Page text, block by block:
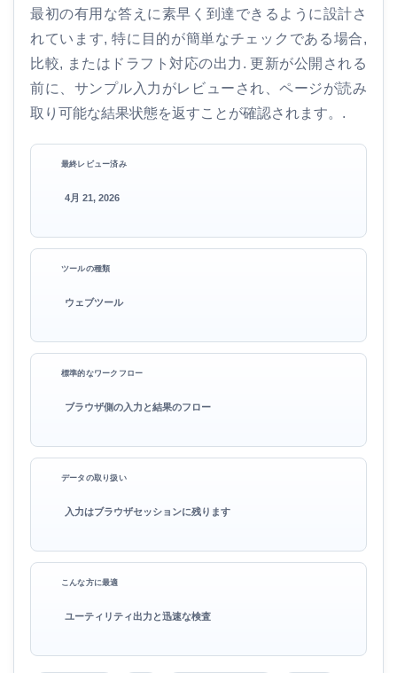
最初の有用な答えに素早く到達できるように設計さ
れています, 特に目的が簡単なチェックである場合,
比較, またはドラフト対応の出力. 更新が公開される
前に、サンプル入力がレビューされ、ページが読み
取り可能な結果状態を返すことが確認されます。.
最終レビュー済み
4月 21, 2026
ツールの種類
ウェブツール
標準的なワークフロー
ブラウザ側の入力と結果のフロー
データの取り扱い
入力はブラウザセッションに残ります
こんな方に最適
ユーティリティ出力と迅速な検査